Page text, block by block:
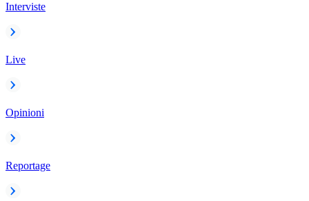
Interviste
Live
Opinioni
Reportage